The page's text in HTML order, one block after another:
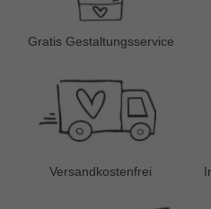
Gratis Gestaltungsservice
Versandkostenfrei